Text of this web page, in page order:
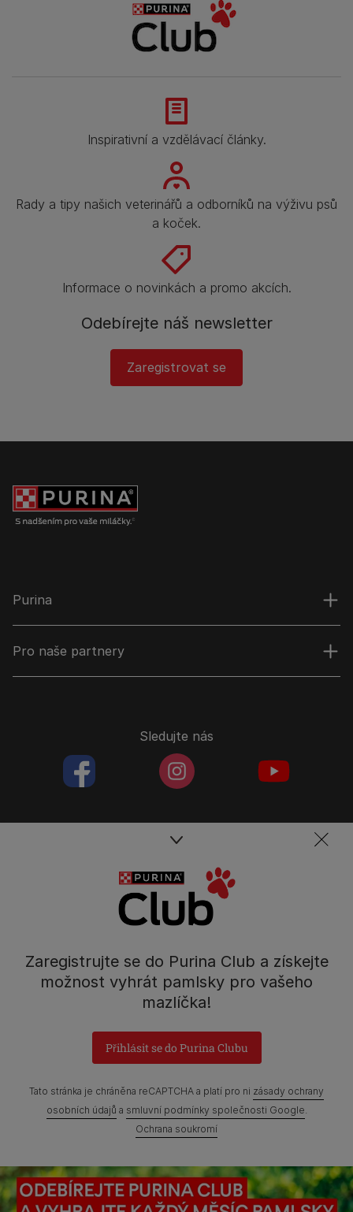
Inspirativní a vzdělávací články.
Rady a tipy našich veterinářů a odborníků na výživu psů
a koček.
Informace o novinkách a promo akcích.
Odebírejte náš newsletter
Zaregistrovat se
Zaregistrujte se do Purina Club a získejte
možnost vyhrát pamlsky pro vašeho
mazlíčka!
Přihlásit se do Purina Clubu
Tato stránka je chráněna reCAPTCHA a platí pro ni zásady ochrany
osobních údajů a smluvní podmínky společnosti Google.
Ochrana soukromí
Purina
Pro naše partnery
Spojte se s týmem péče o domácí mazlíčky
Kontakt
Tel.: 800 135 135
Mezi Vodami 2035/31,
Praha 4 - Modřany
Sledujte nás
facebookColoredinstagramColored
Prohlášení o přístupnosti Všeobecné podmínky
Marketingové podmínky Ochrana soukromí Soubory Cookies
Mapa webových stránek